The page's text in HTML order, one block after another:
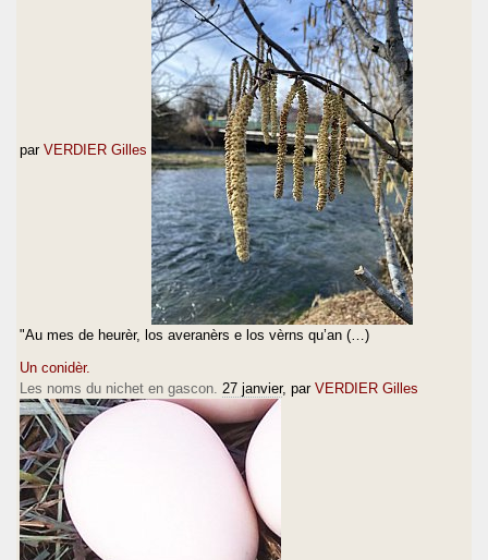
par VERDIER Gilles
"Au mes de heurèr, los averanèrs e los vèrns qu’an (…)
Un conidèr.
Les noms du nichet en gascon. 27 janvier, par VERDIER Gilles